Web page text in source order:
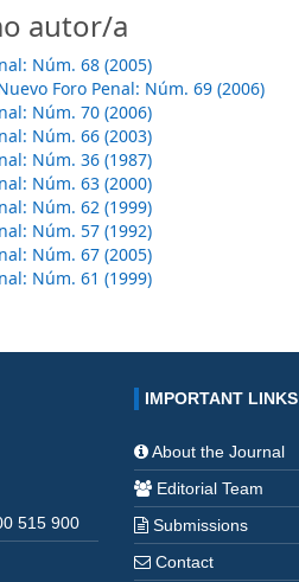
autor/a
Núm. 68 (2005)
Foro Penal: Núm. 69 (2006)
Núm. 70 (2006)
Núm. 66 (2003)
Núm. 36 (1987)
Núm. 63 (2000)
Núm. 62 (1999)
Núm. 57 (1992)
Núm. 67 (2005)
Núm. 61 (1999)
515 900
IMPORTANT LINKS
About the Journal
Editorial Team
Submissions
Contact